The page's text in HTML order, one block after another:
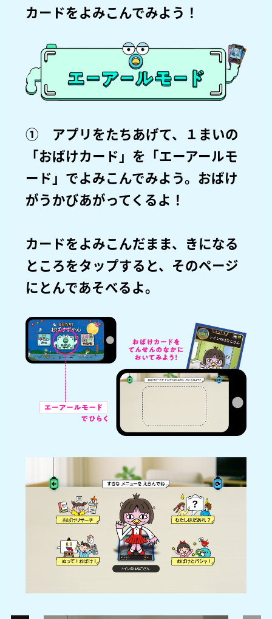
カードをよみこんでみよう！​
① アプリをたちあげて、１まいの
「おばけカード」を「エーアールモ
ード」でよみこんでみよう。おばけ
がうかびあがってくるよ！
カードをよみこんだまま、きになる
ところをタップすると、そのページ
にとんであそべるよ。